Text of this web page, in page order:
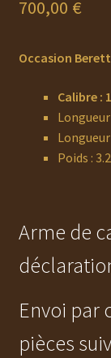
700,00 €
Occasion
Calibre :
Poids :
Arme de
Envoi par
pièces